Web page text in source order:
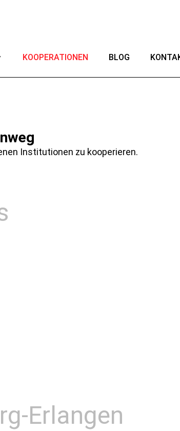
KOOPERATIONEN BLOG
Institutionen zu kooperieren.
Erlangen